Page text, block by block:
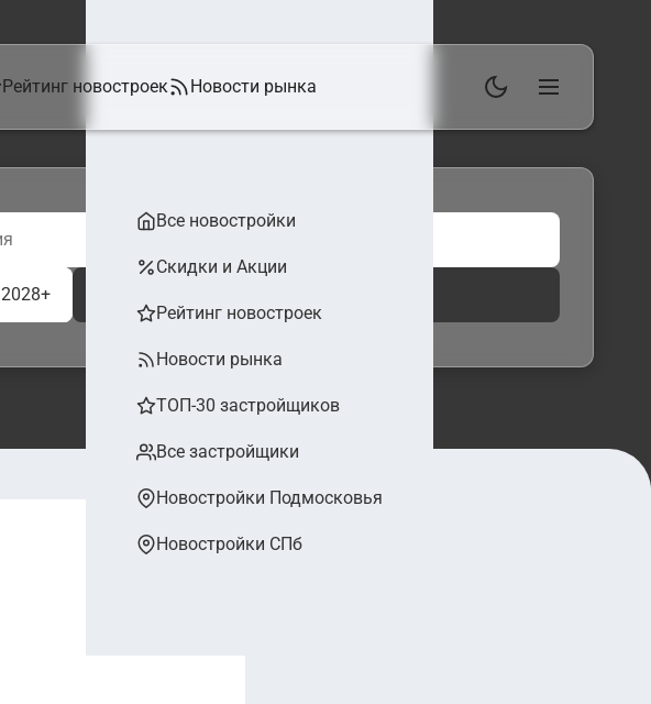
Рейтинг новостроек Новости рынка
Все новостройки
Скидки и Акции
Рейтинг новостроек
Новости рынка
ТОП-30 застройщиков
Все застройщики
Новостройки Подмосковья
Новостройки СПб
2028+